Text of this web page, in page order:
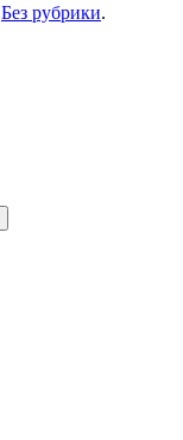
Без рубрики.